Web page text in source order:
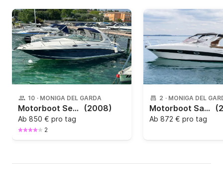
10 · MONIGA DEL GARDA
Motorboot Sea Ray SUNDANCER 315 450PS (2008)
Ab 850 € pro tag
2
2 · MONIGA DEL
Motorboot Saver 330 Sport
Ab 872 € pro tag